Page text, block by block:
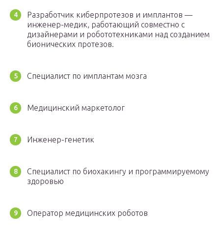
Разработчик киберпротезов и имплантов —
инженер-медик, работающий совместно с
дизайнерами и робототехниками над созданием
бионических протезов.
Специалист по имплантам мозга
Медицинский маркетолог
Инженер-генетик
Специалист по биохакингу и программируемому
здоровью
Оператор медицинских роботов